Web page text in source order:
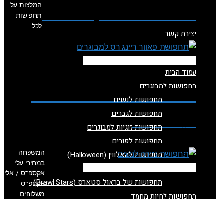
יצירת קשר
עמוד הבית
תחפושות למבוגרים
תחפושות לנשים
תחפושות לגברים
תחפושות זוגיות למבוגרים
תחפושות לפורים
תחפושות להאלווין (Halloween)
תחפושות של בראול סטארס (Brawl Stars)
תחפושות לחיות מחמד
תחפושת יסמין לילדות
תחפושת פאוור ריינג'רס
למבוגרים
המלצות על
תחפושות
לכל
המשפחה
במחירי עלי
אקספרס / אלי
אקספרס –
משלוחים